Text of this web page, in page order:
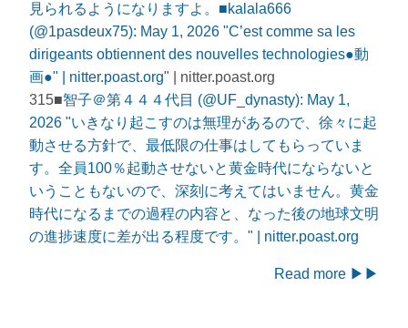
見られるようになりますよ。■kalala666
(@1pasdeux75): May 1, 2026 "C’est comme sa les
dirigeants obtiennent des nouvelles technologies●動
画●" | nitter.poast.org" | nitter.poast.org
315■智子＠第４４４代目 (@UF_dynasty): May 1,
2026 "いきなり起こすのは無理があるので、徐々に起
動させる方針で、最低限の仕事はしてもらっていま
す。全員100％起動させないと黄金時代にならないと
いうこともないので、深刻に考えてはいません。黄金
時代になるまでの過程の内容と、なった後の地球文明
の進捗速度に差が出る程度です。" | nitter.poast.org
Read more ▶▶